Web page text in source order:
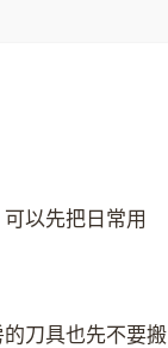
以先把日常用
刀具也先不要搬